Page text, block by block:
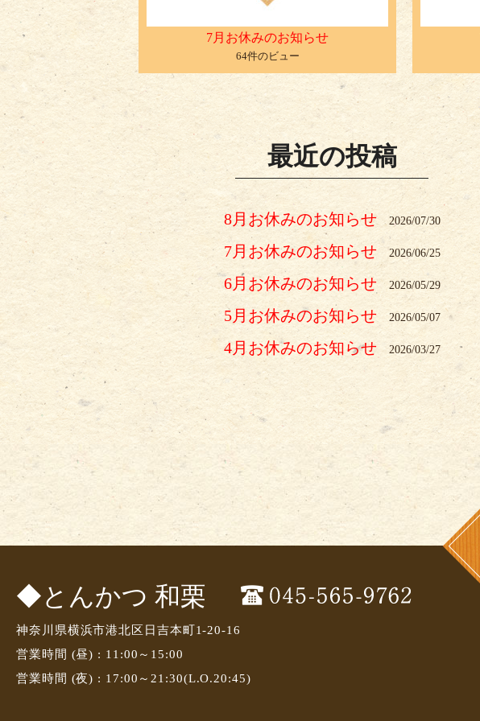
7月お休みのお知らせ
64件のビュー
最近の投稿
8月お休みのお知らせ 2026/07/30
7月お休みのお知らせ 2026/06/25
6月お休みのお知らせ 2026/05/29
5月お休みのお知らせ 2026/05/07
4月お休みのお知らせ 2026/03/27
◆とんかつ 和栗
神奈川県横浜市港北区日吉本町1-20-16
営業時間 (昼) : 11:00～15:00
営業時間 (夜) : 17:00～21:30(L.O.20:45)